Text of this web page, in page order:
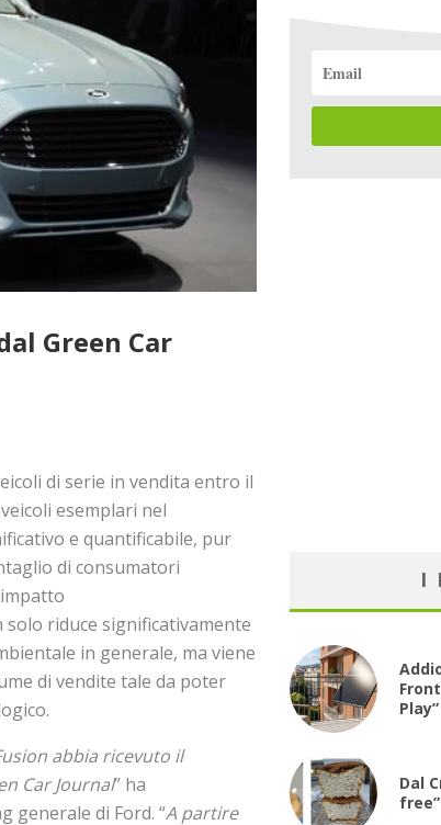
Green Car
di serie in vendita entro il
esemplari nel
e quantificabile, pur
di consumatori
riduce significativamente
in generale, ma viene
di vendite tale da poter
abbia ricevuto il
Car Journal” ha
generale di Ford. “A partire
I
Dal
free”